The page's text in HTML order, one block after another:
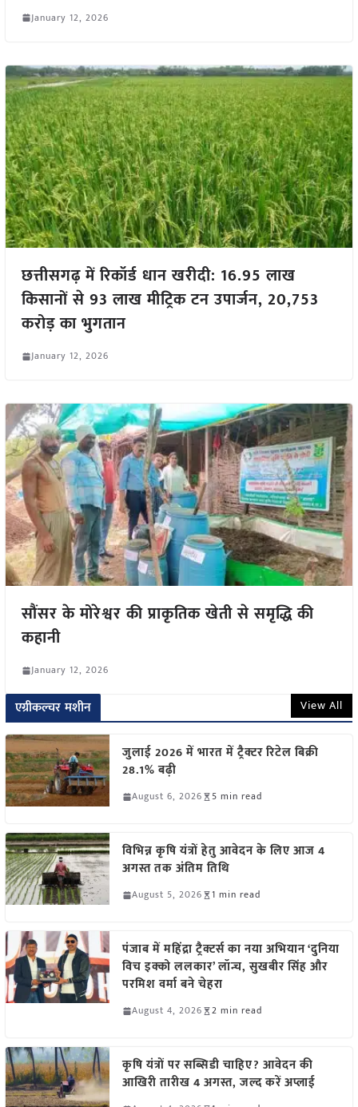
January 12, 2026
छत्तीसगढ़ में रिकॉर्ड धान खरीदी: 16.95 लाख
किसानों से 93 लाख मीट्रिक टन उपार्जन, 20,753
करोड़ का भुगतान
January 12, 2026
सौंसर के मोरेश्वर की प्राकृतिक खेती से समृद्धि की
कहानी
January 12, 2026
एग्रीकल्चर मशीन View All
जुलाई 2026 में भारत में ट्रैक्टर रिटेल बिक्री
28.1% बढ़ी
August 6, 2026 5 min read
विभिन्न कृषि यंत्रों हेतु आवेदन के लिए आज 4
अगस्त तक अंतिम तिथि
August 5, 2026 1 min read
पंजाब में महिंद्रा ट्रैक्टर्स का नया अभियान ‘दुनिया
विच इक्को ललकार’ लॉन्च, सुखबीर सिंह और
परमिश वर्मा बने चेहरा
August 4, 2026 2 min read
कृषि यंत्रों पर सब्सिडी चाहिए? आवेदन की
आखिरी तारीख 4 अगस्त, जल्द करें अप्लाई